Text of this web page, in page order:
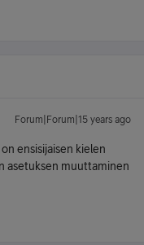
Forum|Forum|15 years ago
ensisijaisen kielen
asetuksen muuttaminen